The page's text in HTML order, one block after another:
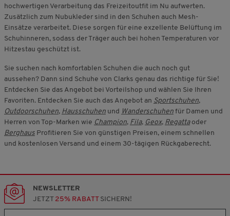
hochwertigen Verarbeitung das Freizeitoutfit im Nu aufwerten.
Zusätzlich zum Nubukleder sind in den Schuhen auch Mesh-
Einsätze verarbeitet. Diese sorgen für eine exzellente Belüftung im
Schuhinneren, sodass der Träger auch bei hohen Temperaturen vor
Hitzestau geschützt ist.
Sie suchen nach komfortablen Schuhen die auch noch gut
aussehen? Dann sind Schuhe von Clarks genau das richtige für Sie!
Entdecken Sie das Angebot bei Vorteilshop und wählen Sie Ihren
Favoriten. Entdecken Sie auch das Angebot an Sportschuhen,
Outdoorschuhen, Hausschuhen und Wanderschuhen für Damen und
Herren von Top-Marken wie Champion, Fila, Geox, Regattaoder
Berghaus Profitieren Sie von günstigen Preisen, einem schnellen
und kostenlosen Versand und einem 30-tägigen Rückgaberecht.
NEWSLETTER
JETZT 25% RABATTSICHERN!